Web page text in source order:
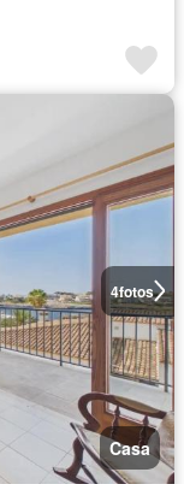
4fotos
Casa